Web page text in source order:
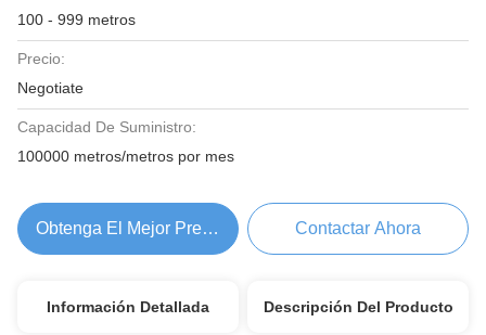
100 - 999 metros
Precio:
Negotiate
Capacidad De Suministro:
100000 metros/metros por mes
Obtenga El Mejor Precio Contactar Ahora
Información Detallada Descripción Del Producto